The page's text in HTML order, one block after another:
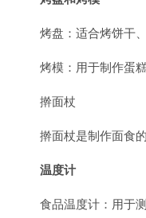
烤盘：适合烤饼干
烤模：用于制作蛋
擀面杖
擀面杖是制作面食
温度计
食品温度计：用于